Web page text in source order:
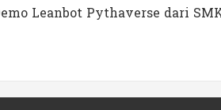
Leanbot Pythaverse dari